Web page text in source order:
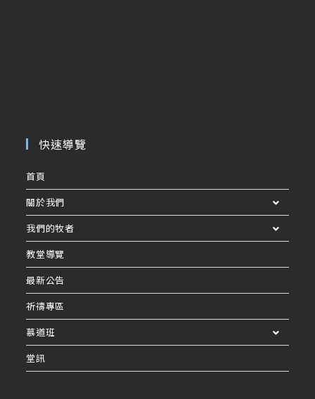
快速導覽
首頁
關於我們
我們的牧者
教堂導覽
最新公告
祈禱專區
慕道班
堂訊